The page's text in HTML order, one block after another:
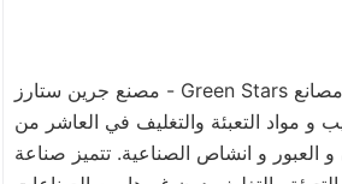
مصنع جرين ستارز - Green Stars من افضل مصانع
و مواد التعبئة والتغليف في العاشر من
العبور و انشاص الصناعية. تتميز صناعة